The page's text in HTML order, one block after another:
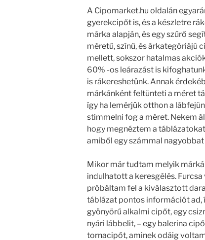
A Cipomarket.hu oldalán
gyerekcipőt is, és a készletre
márka alapján, és egy szűrő
méretű, színű, és árkategóriájú
mellett, sokszor hatalmas
60% -os leárazást is
is rákereshetünk. Annak
márkánként feltünteti a méret
így ha lemérjük otthon a
stimmelni fog a méret. Nekem
hogy megnéztem a
amiből egy számmal
Mikor már tudtam melyik
indulhatott a keresgélés.
próbáltam fel a kiválasztott
táblázat pontos információt ad,
gyönyörű alkalmi cipőt, egy
nyári lábbelit, – egy balerina
tornacipőt, aminek odáig